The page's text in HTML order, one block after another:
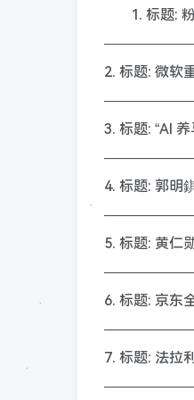
1. 标题:
2. 标题: 微软
3. 标题: “AI
4. 标题: 郭明
5. 标题: 黄仁
6. 标题: 京东
7. 标题: 法拉